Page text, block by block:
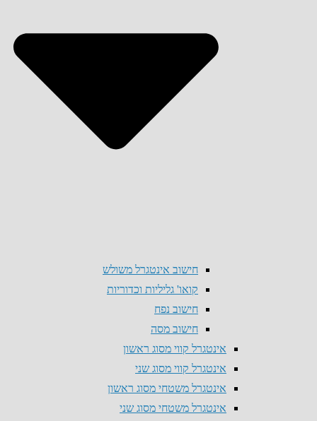
חישוב אינטגרל משולש
קואו' גליליות וכדוריות
חישוב נפח
חישוב מסה
אינטגרל קווי מסוג ראשון
אינטגרל קווי מסוג שני
אינטגרל משטחי מסוג ראשון
אינטגרל משטחי מסוג שני